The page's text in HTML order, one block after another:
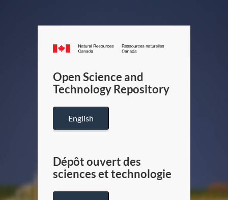
Canada.ca
/
Canada
Open Science and
Technology Repository
English
Dépôt ouvert des
sciences et technologie